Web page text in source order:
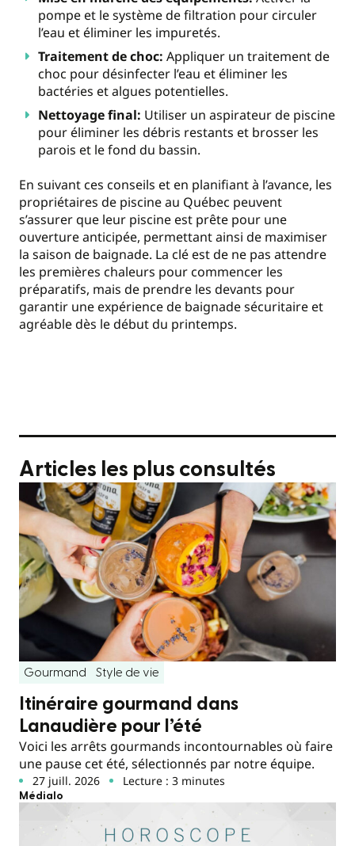
pompe et le système de filtration pour circuler
l’eau et éliminer les impuretés.
Traitement de choc: Appliquer un traitement de
choc pour désinfecter l’eau et éliminer les
bactéries et algues potentielles.
Nettoyage final: Utiliser un aspirateur de piscine
pour éliminer les débris restants et brosser les
parois et le fond du bassin.
En suivant ces conseils et en planifiant à l’avance, les
propriétaires de piscine au Québec peuvent
s’assurer que leur piscine est prête pour une
ouverture anticipée, permettant ainsi de maximiser
la saison de baignade. La clé est de ne pas attendre
les premières chaleurs pour commencer les
préparatifs, mais de prendre les devants pour
garantir une expérience de baignade sécuritaire et
agréable dès le début du printemps.
Articles les plus consultés
Gourmand Style de vie
Itinéraire gourmand dans
Lanaudière pour l’été
Voici les arrêts gourmands incontournables où faire
une pause cet été, sélectionnés par notre équipe.
27 juill. 2026 Lecture : 3 minutes
Médialo